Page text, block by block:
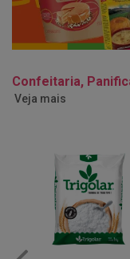
Confeitaria,
Veja mais